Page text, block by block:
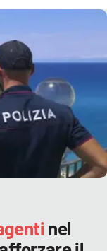
nel